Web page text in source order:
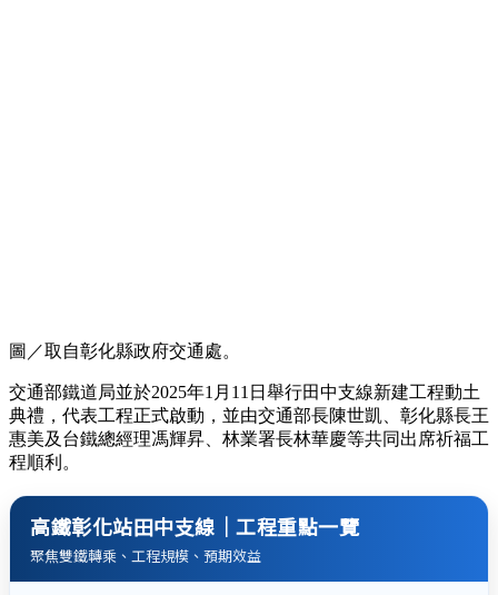
圖／取自彰化縣政府交通處。
交通部鐵道局並於2025年1月11日舉行田中支線新建工程動土
典禮，代表工程正式啟動，並由交通部長陳世凱、彰化縣長王
惠美及台鐵總經理馮輝昇、林業署長林華慶等共同出席祈福工
程順利。
高鐵彰化站田中支線｜工程重點一覽
聚焦雙鐵轉乘、工程規模、預期效益